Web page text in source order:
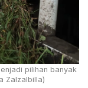
pilihan banyak
Zalzalbilla)